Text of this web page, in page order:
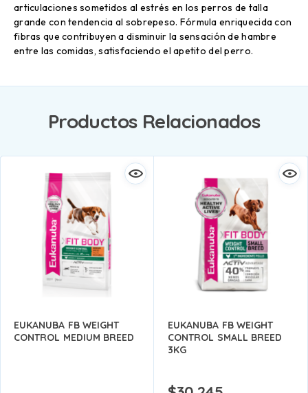
articulaciones sometidos al estrés en los perros de talla
grande con tendencia al sobrepeso. Fórmula enriquecida con
fibras que contribuyen a disminuir la sensación de hambre
entre las comidas, satisfaciendo el apetito del perro.
Productos Relacionados
EUKANUBA FB WEIGHT
CONTROL MEDIUM BREED
EUKANUBA FB WEIGHT
CONTROL SMALL BREED
3KG